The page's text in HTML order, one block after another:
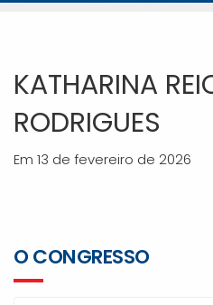
KATHARINA
RODRIGUES
Em 13 de fevereiro de 2026
O CONGRESSO